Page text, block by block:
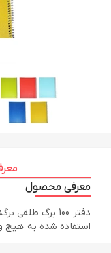
معرفی محصول
استفاده شده به هیچ